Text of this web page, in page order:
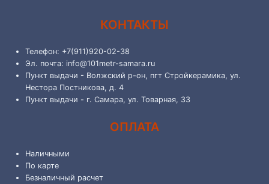
КОНТАКТЫ
Телефон: +7(911)920-02-38
Эл. почта: info@101metr-samara.ru
Пункт выдачи - Волжский р-он, пгт Стройкерамика, ул.
Нестора Постникова, д. 4
Пункт выдачи - г. Самара, ул. Товарная, 33
ОПЛАТА
Наличными
По карте
Безналичный расчет